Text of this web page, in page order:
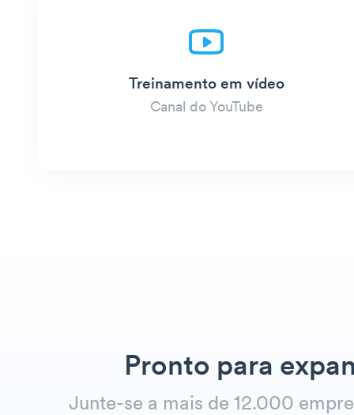
Treinamento em vídeo
Canal do YouTube
Pronto para
Junte-se a mais de 12.000